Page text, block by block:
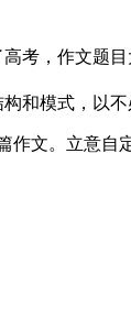
考，作文题
和模式，以
作文。立意自